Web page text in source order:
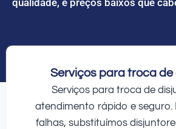
Serviços para troca de
Serviços para troca de
atendimento rápido e seguro.
falhas, substituímos